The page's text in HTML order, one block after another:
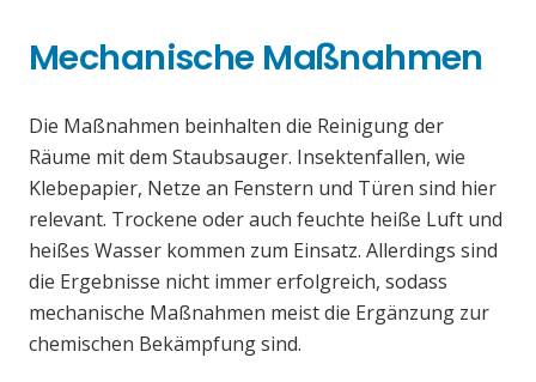
Mechanische Maßnahmen
Die Maßnahmen beinhalten die Reinigung der
Räume mit dem Staubsauger. Insektenfallen, wie
Klebepapier, Netze an Fenstern und Türen sind hier
relevant. Trockene oder auch feuchte heiße Luft und
heißes Wasser kommen zum Einsatz. Allerdings sind
die Ergebnisse nicht immer erfolgreich, sodass
mechanische Maßnahmen meist die Ergänzung zur
chemischen Bekämpfung sind.